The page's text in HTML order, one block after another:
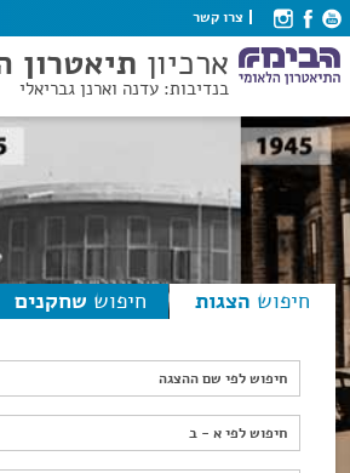
צרו קשר
ארכיון תיאטרון
בנדיבות: עדנה וארנן גבריאלי
חיפוש הצגות חיפוש שחקנים
חיפוש לפי שם ההצגה
חיפוש לפי א - ב
חיפוש לפי א - ב